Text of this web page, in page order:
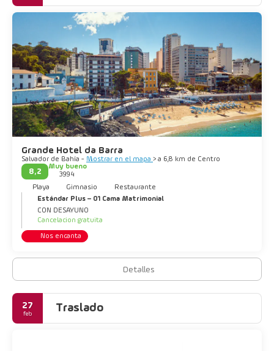
Grande Hotel da Barra
Salvador de Bahía - Mostrar en el mapa > a 6,8 km de Centro
8,2
Muy bueno
3994
Playa
Gimnasio
Restaurante
Estándar Plus – 01 Cama Matrimonial
CON DESAYUNO
Cancelacion gratuita
Nos encanta
Detalles
27
feb Traslado